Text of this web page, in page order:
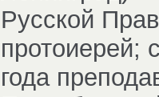
Русской
протоиерей;
года